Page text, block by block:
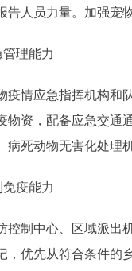
告人员力量。加强宠
理能力
应急指挥机构和队
物资，配备应急交通
病死动物无害化处理
疫能力
中心、区域派出机
，优先从符合条件的